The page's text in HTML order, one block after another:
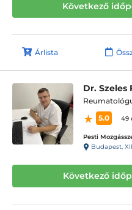
Következő
Árlista
Dr. Szeles
5.0
49
Pesti
Budapest,
Következő